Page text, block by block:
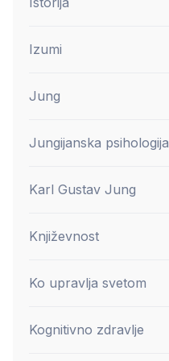
Izumi
Jung
Jungijanska psihologija
Karl Gustav Jung
Književnost
Ko upravlja svetom
Kognitivno zdravlje